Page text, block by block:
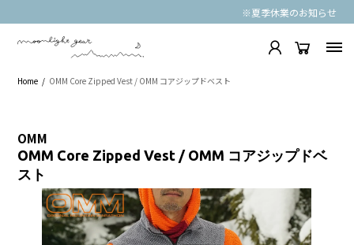
※夏季休業のお知らせ
Home OMM Core Zipped Vest / OMM コアジップドベスト
OMM
OMM Core Zipped Vest / OMM コアジップドベ
スト